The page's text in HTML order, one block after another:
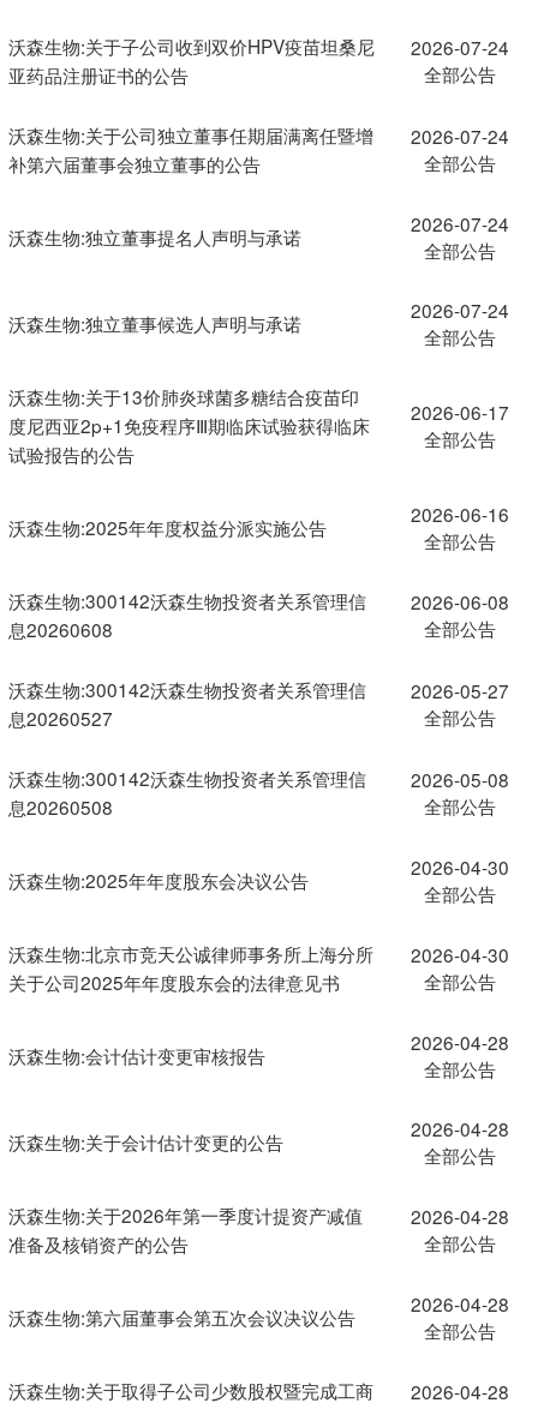
沃森生物:关于子公司收到双价HPV疫苗坦桑尼
亚药品注册证书的公告
2026-07-24
全部公告
沃森生物:关于公司独立董事任期届满离任暨增
补第六届董事会独立董事的公告
2026-07-24
全部公告
沃森生物:独立董事提名人声明与承诺
2026-07-24
全部公告
沃森生物:独立董事候选人声明与承诺
2026-07-24
全部公告
沃森生物:关于13价肺炎球菌多糖结合疫苗印
度尼西亚2p+1免疫程序Ⅲ期临床试验获得临床
试验报告的公告
2026-06-17
全部公告
沃森生物:2025年年度权益分派实施公告
2026-06-16
全部公告
沃森生物:300142沃森生物投资者关系管理信
息20260608
2026-06-08
全部公告
沃森生物:300142沃森生物投资者关系管理信
息20260527
2026-05-27
全部公告
沃森生物:300142沃森生物投资者关系管理信
息20260508
2026-05-08
全部公告
沃森生物:2025年年度股东会决议公告
2026-04-30
全部公告
沃森生物:北京市竞天公诚律师事务所上海分所
关于公司2025年年度股东会的法律意见书
2026-04-30
全部公告
沃森生物:会计估计变更审核报告
2026-04-28
全部公告
沃森生物:关于会计估计变更的公告
2026-04-28
全部公告
沃森生物:关于2026年第一季度计提资产减值
准备及核销资产的公告
2026-04-28
全部公告
沃森生物:第六届董事会第五次会议决议公告
2026-04-28
全部公告
沃森生物:关于取得子公司少数股权暨完成工商
2026-04-28